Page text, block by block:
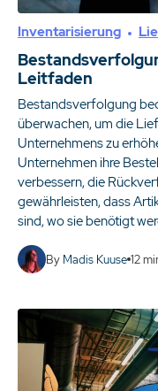
Inventarisierung
Leitfaden
Bestandsverfolgung
überwachen, um die
Unternehmens zu
Unternehmen ihre
verbessern, die
gewährleisten, dass
sind, wo sie benötigt
By Madis Kuuse 12